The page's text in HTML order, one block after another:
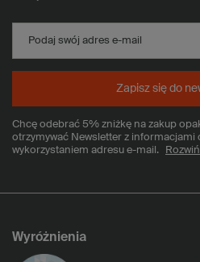
Podaj swój adres e-mail
Chcę odebrać 5% zniżkę na zakup
otrzymywać Newsletter z
wykorzystaniem adresu e-mail.
Rozwiń
Zapisz się do
Wyróżnienia